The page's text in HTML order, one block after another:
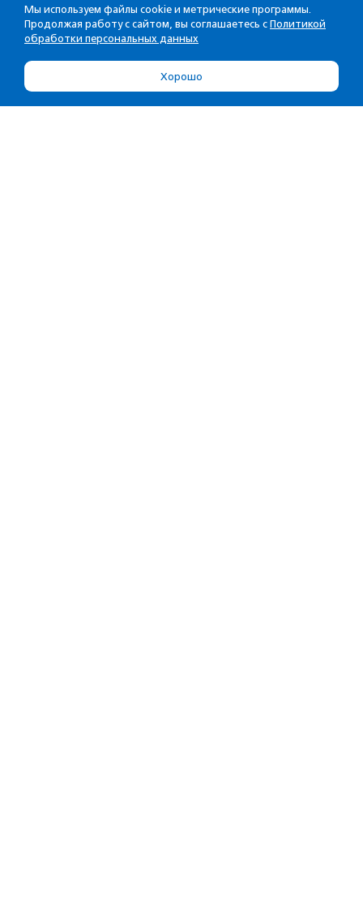
Мы используем файлы cookie и метрические программы.
Продолжая работу с сайтом, вы соглашаетесь с Политикой
обработки персональных данных
Хорошо